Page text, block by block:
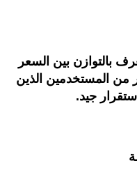
بالتوازن بين السعر
من المستخدمين الذين
استقرار جيد.